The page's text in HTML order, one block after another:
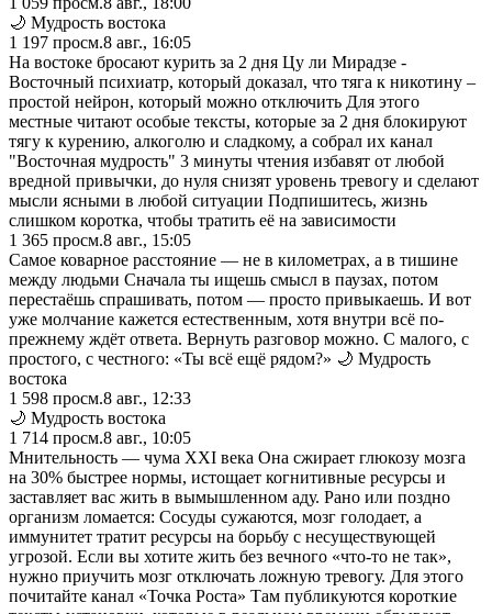
🌙 Мудрость востока
1 197 просм.8 авг., 16:05
На востоке бросают курить за 2 дня Цу ли Мирадзе -
Восточный психиатр, который доказал, что тяга к никотину –
простой нейрон, который можно отключить Для этого
местные читают особые тексты, которые за 2 дня блокируют
тягу к курению, алкоголю и сладкому, а собрал их канал
"Восточная мудрость" 3 минуты чтения избавят от любой
вредной привычки, до нуля снизят уровень тревогу и сделают
мысли ясными в любой ситуации Подпишитесь, жизнь
слишком коротка, чтобы тратить её на зависимости
1 365 просм.8 авг., 15:05
Самое коварное расстояние — не в километрах, а в тишине
между людьми Сначала ты ищешь смысл в паузах, потом
перестаёшь спрашивать, потом — просто привыкаешь. И вот
уже молчание кажется естественным, хотя внутри всё по-
прежнему ждёт ответа. Вернуть разговор можно. С малого, с
простого, с честного: «Ты всё ещё рядом?» 🌙 Мудрость
востока
1 598 просм.8 авг., 12:33
🌙 Мудрость востока
1 714 просм.8 авг., 10:05
Мнительность — чума XXI века Она сжирает глюкозу мозга
на 30% быстрее нормы, истощает когнитивные ресурсы и
заставляет вас жить в вымышленном аду. Рано или поздно
организм ломается: Сосуды сужаются, мозг голодает, а
иммунитет тратит ресурсы на борьбу с несуществующей
угрозой. Если вы хотите жить без вечного «что-то не так»,
нужно приучить мозг отключать ложную тревогу. Для этого
почитайте канал «Точка Роста» Там публикуются короткие